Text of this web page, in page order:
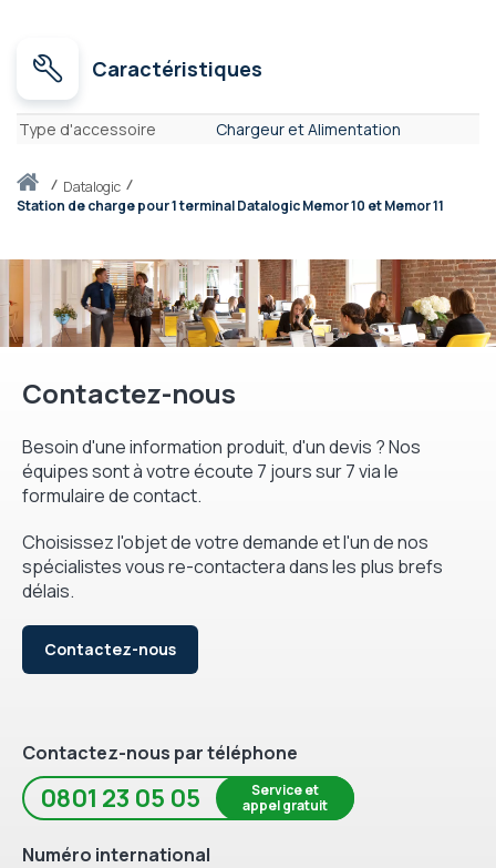
Accueildatalogic
Station de charge pour 1 terminal Datalogic Memor 10 et Memor 11
Caractéristiques
Caractéristiques
Type d'accessoire Chargeur et Alimentation
Contactez-nous
Besoin d'une information produit, d'un devis ? Nos
équipes sont à votre écoute 7 jours sur 7 via le
formulaire de contact.
Choisissez l'objet de votre demande et l'un de nos
spécialistes vous re-contactera dans les plus brefs
délais.
Contactez-nous
Contactez-nous par téléphone
0801 23 05 05
Service et
appel gratuit
Numéro international